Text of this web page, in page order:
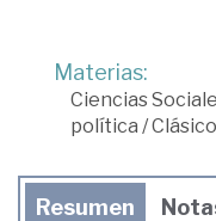
Materias:
Ciencias
política /
Resumen